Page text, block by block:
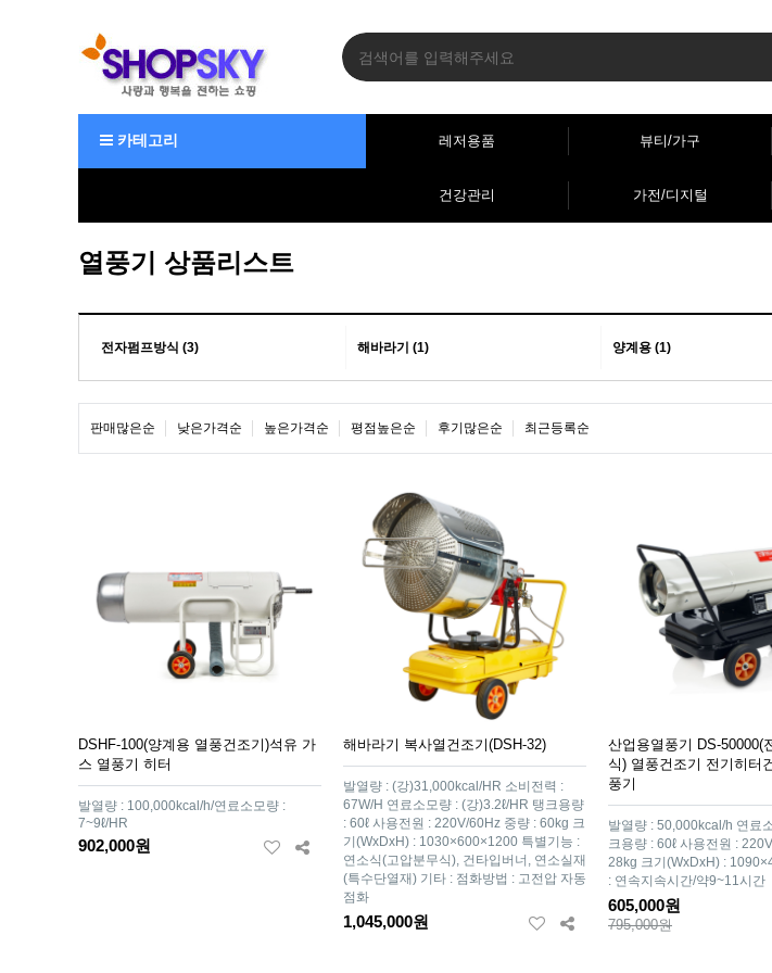
카테고리 레저용품 뷰티/가구
건강관리 가전/디지털
열풍기 상품리스트
전자펌프방식 (3) 해바라기 (1) 양계용 (1)
판매많은순 낮은가격순 높은가격순 평점높은순 후기많은순 최근등록순
DSHF-100(양계용 열풍건조기)석유 가
스 열풍기 히터
발열량 : 100,000kcal/h/연료소모량 :
7~9ℓ/HR
902,000원
해바라기 복사열건조기(DSH-32)
발열량 : (강)31,000kcal/HR 소비전력 :
67W/H 연료소모량 : (강)3.2ℓ/HR 탱크용량
: 60ℓ 사용전원 : 220V/60Hz 중량 : 60kg 크
기(WxDxH) : 1030×600×1200 특별기능 :
연소식(고압분무식), 건타입버너, 연소실재
(특수단열재) 기타 : 점화방법 : 고전압 자동
점화
1,045,000원
산업용열풍기 DS-50000(
식) 열풍건조기 전기히터
풍기
발열량 : 50,000kcal/h 연료
크용량 : 60ℓ 사용전원 :
28kg 크기(WxDxH) :
: 연속지속시간/약9~11시간
605,000원
795,000원